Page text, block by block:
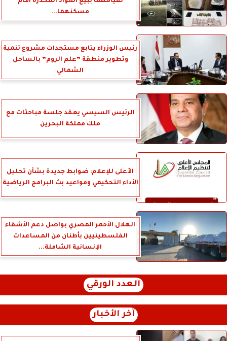
مسكنهما...
رئيس الوزراء يتابع مستجدات مشروع تنمية
وتطوير منطقة ”علم الروم” بالساحل
الشمالي
الرئيس السيسي يعقد جلسة مباحثات مع
ملك مملكة البحرين
الأعلى للإعلام: ضوابط جديدة بشأن تحليل
الأداء التحكيمي ومواعيد بث البرامج الرياضية
الهلال الأحمر المصري بواصل دعم الأشقاء
الفلسطينيين بأطنان من المساعدات
الإنسانية الشاملة...
العدد الورقي
آخر الأخبار